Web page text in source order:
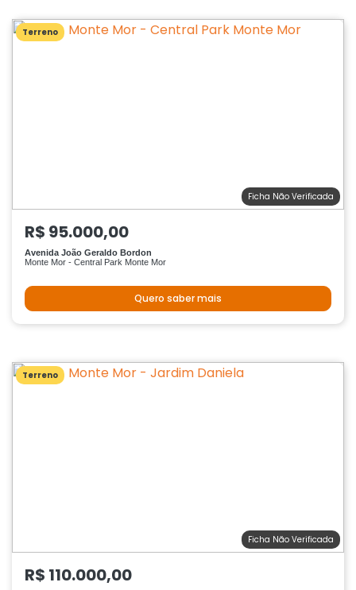
Terreno
Ficha Não Verificada
R$ 95.000,00
Avenida João Geraldo Bordon
Monte Mor - Central Park Monte Mor
Quero saber mais
Terreno
Ficha Não Verificada
R$ 110.000,00